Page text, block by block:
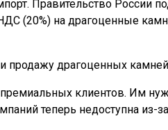
Правительство России
(20%) на драгоценные
продажу драгоценных
премиальных клиентов. Им
теперь недоступна из-